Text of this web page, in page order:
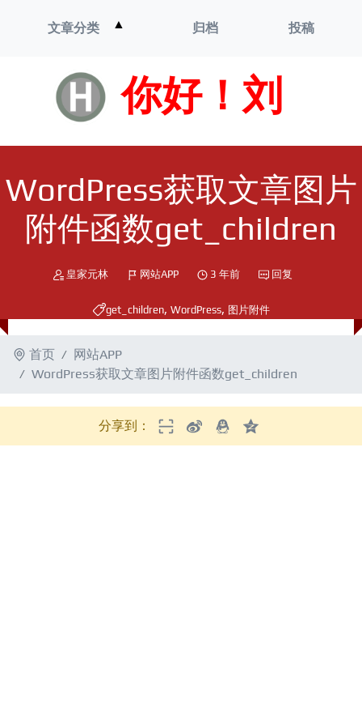
你好！刘
文章分类 ▲
单
归档 投稿
WordPress获取文章图片
附件函数get_children
皇家元林 网站APP 3 年前 回复
get_children, WordPress, 图片附件
首页
网站APP
WordPress获取文章图片附件函数get_children
分享到：